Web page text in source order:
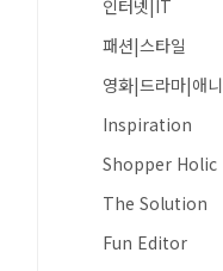
인터넷|IT
패션|스타일
영화|드라마|애니
Inspiration
Shopper Holic
The Solution
Fun Editor